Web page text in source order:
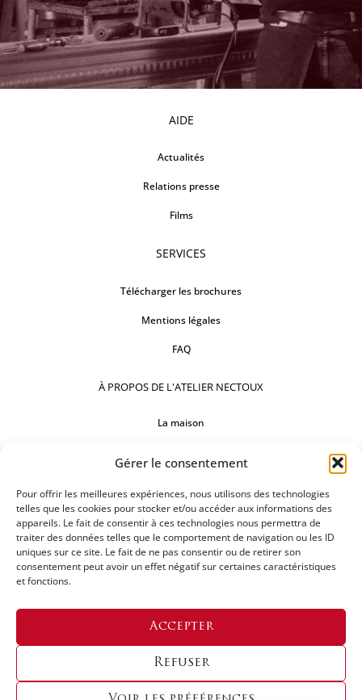
Gérer le consentement
Pour offrir les meilleures expériences, nous utilisons des technologies
telles que les cookies pour stocker et/ou accéder aux informations des
appareils. Le fait de consentir à ces technologies nous permettra de
traiter des données telles que le comportement de navigation ou les ID
uniques sur ce site. Le fait de ne pas consentir ou de retirer son
consentement peut avoir un effet négatif sur certaines caractéristiques
et fonctions.
Accepter
Refuser
AIDE
Actualités
Relations presse
Films
SERVICES
Télécharger les brochures
Mentions légales
FAQ
À PROPOS DE L'ATELIER NECTOUX
La maison
SUIVEZ-NOUS